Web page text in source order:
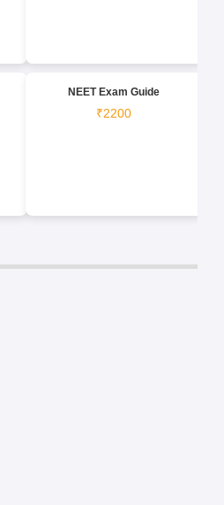
NEET Exam Guide
₹2200